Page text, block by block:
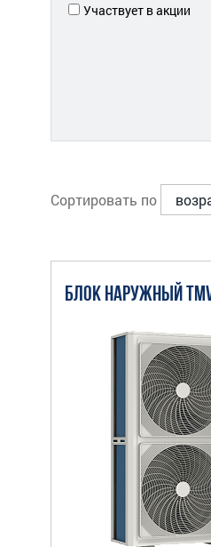
Участвует в акции
Сортировать по
БЛОК НАРУЖНЫЙ